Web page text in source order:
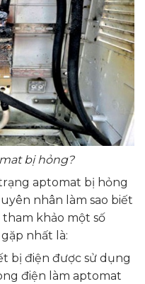
bị hỏng?
aptomat bị hỏng
nhân làm sao biết
khảo một số
nhất là:
bị điện được sử dụng
điện làm aptomat